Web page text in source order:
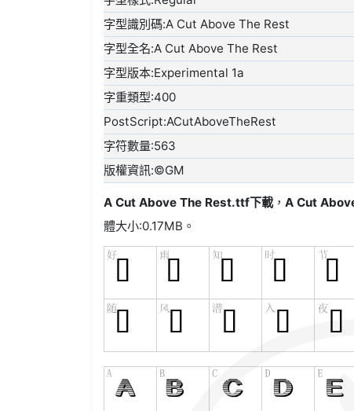
字型識別碼:A Cut Above The Rest
字型全名:A Cut Above The Rest
字型版本:Experimental 1a
字重類型:400
PostScript:ACutAboveTheRest
字符數量:563
版權資訊:©GM
A Cut Above The Rest.ttf下載，A Cut
體大小:0.17MB。